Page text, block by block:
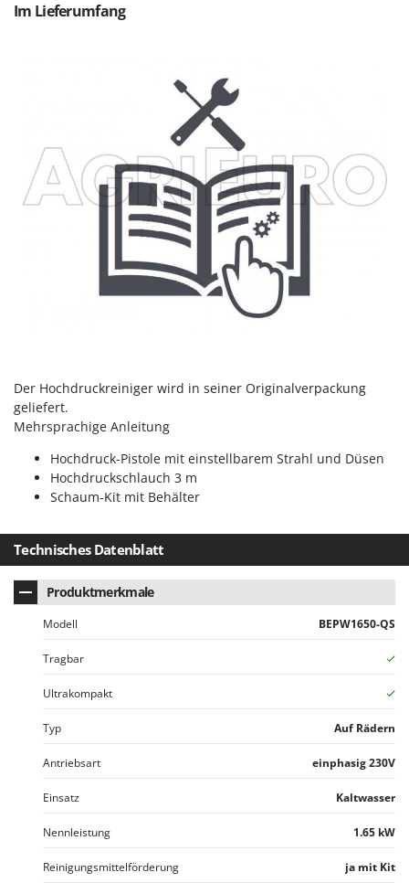
Tineco
Trev - Abrek - TecnoVIR
Trotec
Troy-Bilt
W
Waldner
Weber
WIDU
Wiper EcoRobot
Wolf Garten
Wortex
Worx
Yard Force
Zanon
Zephir
Zodiac
Zomax
Im Lieferumfang
Der Hochdruckreiniger wird in seiner Originalverpackung
geliefert.
Mehrsprachige Anleitung
Hochdruck-Pistole mit einstellbarem Strahl und Düsen
Hochdruckschlauch 3 m
Schaum-Kit mit Behälter
Technisches Datenblatt
Produktmerkmale
Modell BEPW1650-QS
Tragbar
Ultrakompakt
Typ Auf Rädern
Antriebsart einphasig 230V
Einsatz Kaltwasser
Nennleistung 1.65 kW
Reinigungsmittelförderung ja mit Kit